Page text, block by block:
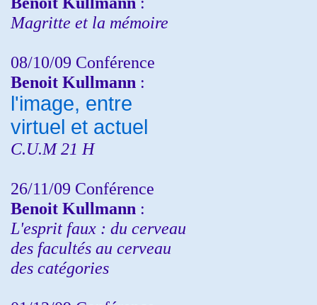
Magritte et la mémoire
08/10/09 Conférence
Benoit Kullmann :
l'image, entre
virtuel et actuel
C.U.M 21 H
26/11/09 Conférence
Benoit Kullmann :
L'esprit faux : du cerveau
des facultés au cerveau
des catégories